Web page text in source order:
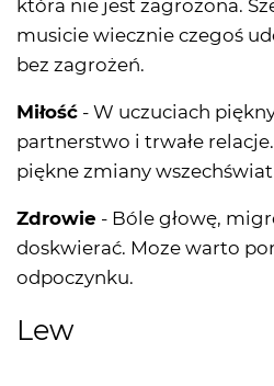
która nie jest zagrożona.
musicie wiecznie czegoś
bez zagrożeń.
Miłość - W uczuciach
partnerstwo i trwałe
piękne zmiany wszechświat
Zdrowie - Bóle głowę,
doskwierać. Moze warto
odpoczynku.
Lew